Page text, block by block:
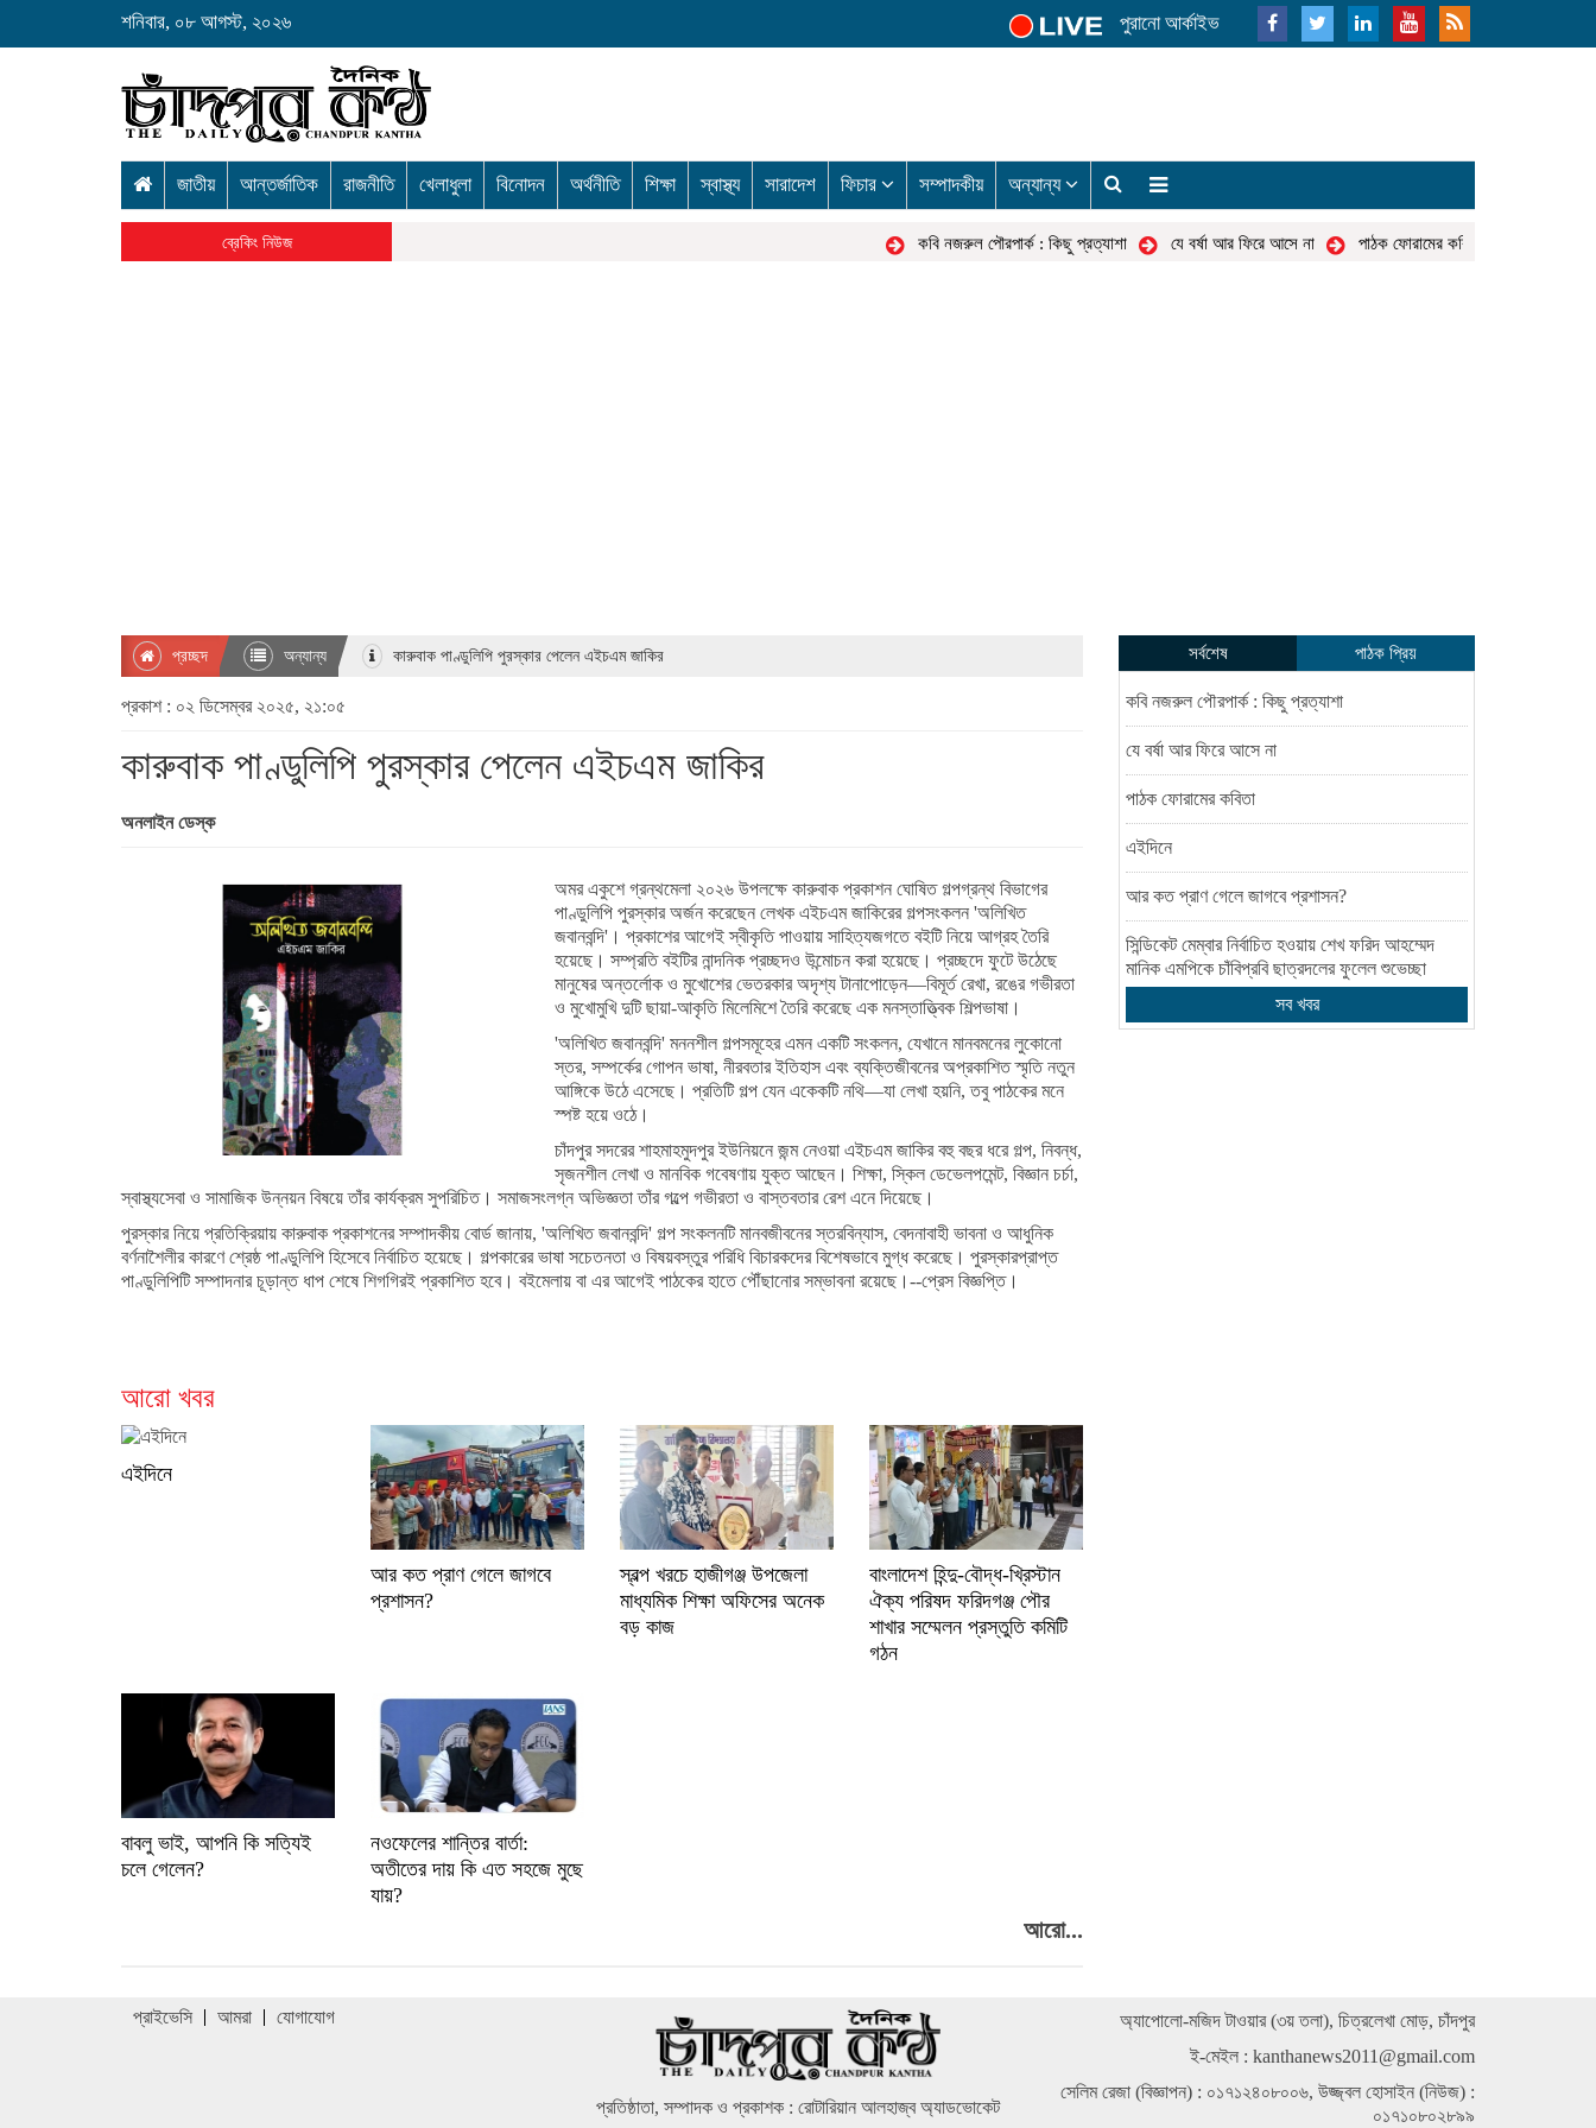
শনিবার, ০৮ আগস্ট, ২০২৬ পুরানো আর্কাইভ
জাতীয় আন্তর্জাতিক রাজনীতি খেলাধুলা বিনোদন অর্থনীতি শিক্ষা স্বাস্থ্য সারাদেশ ফিচার সম্পাদকীয় অন্যান্য
ব্রেকিং নিউজ কবি নজরুল পৌরপার্ক : কিছু প্রত্যাশা যে বর্ষা আর ফিরে আসে না পাঠক ফোরামের কবিতা
প্রচ্ছদ অন্যান্য কারুবাক পাণ্ডুলিপি পুরস্কার পেলেন এইচএম জাকির
প্রকাশ : ০২ ডিসেম্বর ২০২৫, ২১:০৫
কারুবাক পাণ্ডুলিপি পুরস্কার পেলেন এইচএম জাকির
অনলাইন ডেস্ক
অমর একুশে গ্রন্থমেলা ২০২৬ উপলক্ষে কারুবাক প্রকাশন ঘোষিত গল্পগ্রন্থ বিভাগের
পাণ্ডুলিপি পুরস্কার অর্জন করেছেন লেখক এইচএম জাকিরের গল্পসংকলন 'অলিখিত
জবানবন্দি'। প্রকাশের আগেই স্বীকৃতি পাওয়ায় সাহিত্যজগতে বইটি নিয়ে আগ্রহ তৈরি
হয়েছে। সম্প্রতি বইটির নান্দনিক প্রচ্ছদও উন্মোচন করা হয়েছে। প্রচ্ছদে ফুটে উঠেছে
মানুষের অন্তর্লোক ও মুখোশের ভেতরকার অদৃশ্য টানাপোড়েন—বিমূর্ত রেখা, রঙের গভীরতা
ও মুখোমুখি দুটি ছায়া-আকৃতি মিলেমিশে তৈরি করেছে এক মনস্তাত্ত্বিক শিল্পভাষা।
'অলিখিত জবানবন্দি' মননশীল গল্পসমূহের এমন একটি সংকলন, যেখানে মানবমনের লুকোনো
স্তর, সম্পর্কের গোপন ভাষা, নীরবতার ইতিহাস এবং ব্যক্তিজীবনের অপ্রকাশিত স্মৃতি নতুন
আঙ্গিকে উঠে এসেছে। প্রতিটি গল্প যেন একেকটি নথি—যা লেখা হয়নি, তবু পাঠকের মনে
স্পষ্ট হয়ে ওঠে।
চাঁদপুর সদরের শাহমাহমুদপুর ইউনিয়নে জন্ম নেওয়া এইচএম জাকির বহু বছর ধরে গল্প, নিবন্ধ,
সৃজনশীল লেখা ও মানবিক গবেষণায় যুক্ত আছেন। শিক্ষা, স্কিল ডেভেলপমেন্ট, বিজ্ঞান চর্চা,
স্বাস্থ্যসেবা ও সামাজিক উন্নয়ন বিষয়ে তাঁর কার্যক্রম সুপরিচিত। সমাজসংলগ্ন অভিজ্ঞতা তাঁর গল্পে গভীরতা ও বাস্তবতার রেশ এনে দিয়েছে।
পুরস্কার নিয়ে প্রতিক্রিয়ায় কারুবাক প্রকাশনের সম্পাদকীয় বোর্ড জানায়, 'অলিখিত জবানবন্দি' গল্প সংকলনটি মানবজীবনের স্তরবিন্যাস, বেদনাবাহী ভাবনা ও আধুনিক
বর্ণনাশৈলীর কারণে শ্রেষ্ঠ পাণ্ডুলিপি হিসেবে নির্বাচিত হয়েছে। গল্পকারের ভাষা সচেতনতা ও বিষয়বস্তুর পরিধি বিচারকদের বিশেষভাবে মুগ্ধ করেছে। পুরস্কারপ্রাপ্ত
পাণ্ডুলিপিটি সম্পাদনার চূড়ান্ত ধাপ শেষে শিগগিরই প্রকাশিত হবে। বইমেলায় বা এর আগেই পাঠকের হাতে পৌঁছানোর সম্ভাবনা রয়েছে।--প্রেস বিজ্ঞপ্তি।
আরো খবর
এইদিনে
আর কত প্রাণ গেলে জাগবে
প্রশাসন?
স্বল্প খরচে হাজীগঞ্জ উপজেলা
মাধ্যমিক শিক্ষা অফিসের অনেক
বড় কাজ
বাংলাদেশ হিন্দু-বৌদ্ধ-খ্রিস্টান
ঐক্য পরিষদ ফরিদগঞ্জ পৌর
শাখার সম্মেলন প্রস্তুতি কমিটি
গঠন
বাবলু ভাই, আপনি কি সত্যিই
চলে গেলেন?
নওফেলের শান্তির বার্তা:
অতীতের দায় কি এত সহজে মুছে
যায়?
আরো...
সর্বশেষ পাঠক প্রিয়
কবি নজরুল পৌরপার্ক : কিছু প্রত্যাশা
যে বর্ষা আর ফিরে আসে না
পাঠক ফোরামের কবিতা
এইদিনে
আর কত প্রাণ গেলে জাগবে প্রশাসন?
সিন্ডিকেট মেম্বার নির্বাচিত হওয়ায় শেখ ফরিদ আহম্মেদ
মানিক এমপিকে চাঁবিপ্রবি ছাত্রদলের ফুলেল শুভেচ্ছা
নারায়ণপুরে চরম ভোগান্তিতে যাত্রী ও চালকরা
সব খবর
প্রাইভেসি আমরা যোগাযোগ
প্রতিষ্ঠাতা, সম্পাদক ও প্রকাশক : রোটারিয়ান আলহাজ্ব অ্যাডভোকেট
অ্যাপোলো-মজিদ টাওয়ার (৩য় তলা), চিত্রলেখা মোড়, চাঁদপুর
ই-মেইল : kanthanews2011@gmail.com
সেলিম রেজা (বিজ্ঞাপন) : ০১৭১২৪০৮০০৬, উজ্জ্বল হোসাইন (নিউজ) :
০১৭১০৮০২৮৯৯